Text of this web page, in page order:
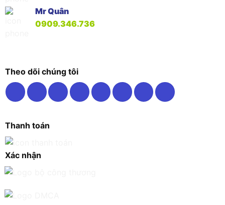
Mr Quân
0909.346.736
Theo dõi chúng tôi
Thanh toán
Xác nhận